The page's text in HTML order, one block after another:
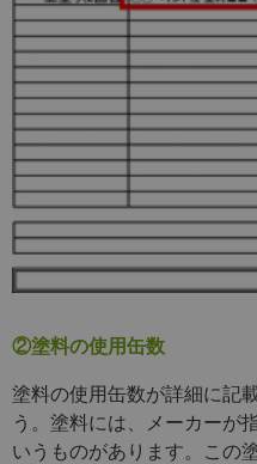
②塗料の使用缶数
塗料の使用缶数が詳細に記
う。塗料には、メーカーが
いうものがあります。この